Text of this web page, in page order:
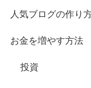
人気ブログの作り
お金を増やす方法
投資